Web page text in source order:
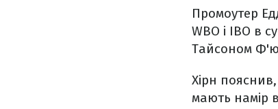
Промоутер
WBO і IBO в
Тайсоном
Хірн
мають намір